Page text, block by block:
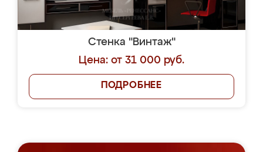
Стенка "Винтаж"
Цена: от 31 000 руб.
ПОДРОБНЕЕ